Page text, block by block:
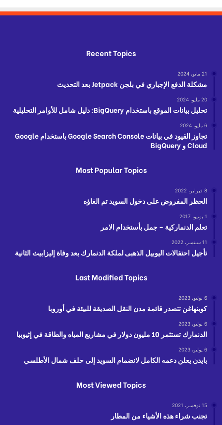
Recent Topics
21 مايو، 2024
مشكلة الدفع الإجباري في بلجن Jetpack بعد التحديث
20 مايو، 2024
تحليل بيانات الموقع باستخدام BigQuery: دليل شامل للأوامر التحليلية
6 مايو، 2024
تجاوز القيود في بيانات Google Search Console باستخدام Google
Cloud و BigQuery
Most Popular Topics
8 فبراير، 2022
الحظر المفروض على دخول السويد تم الغاؤه
1 يونيو، 2017
تعلم الدنماركية – جمل بأستخدام الامر
11 سبتمبر، 2022
تأجيل احتفالات اليوبيل الذهبى لملكة الدنمارك بعد وفاة إليزابيث الثانية
Last Modified Topics
6 يوليو، 2023
كوبنهاغن تتصدر قائمة مدن النقل الصديقة للبيئة في أوروبا
6 يوليو، 2023
الدنمارك تستثمر 10 مليون دولار في مشاريع المياه والطاقة في إثيوبيا
6 يوليو، 2023
بايدن يعلن دعمه الكامل لانضمام السويد إلى حلف شمال الأطلسي
Most Viewed Topics
15 نوفمبر، 2021
تجنب شراء هذه الأشياء من المطار